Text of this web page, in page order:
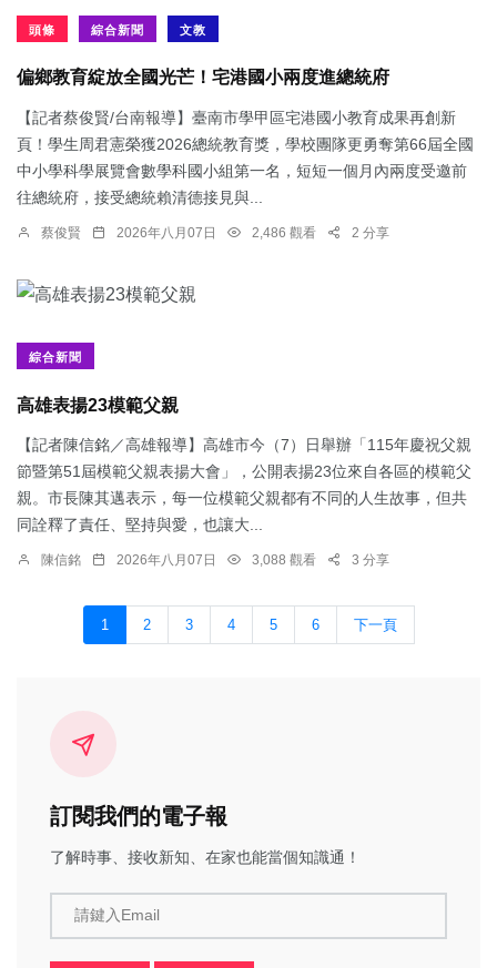
頭條 綜合新聞 文教
偏鄉教育綻放全國光芒！宅港國小兩度進總統府
【記者蔡俊賢/台南報導】臺南市學甲區宅港國小教育成果再創新
頁！學生周君憲榮獲2026總統教育獎，學校團隊更勇奪第66屆全國
中小學科學展覽會數學科國小組第一名，短短一個月內兩度受邀前
往總統府，接受總統賴清德接見與...
蔡俊賢 2026年八月07日 2,486 觀看 2 分享
綜合新聞
​高雄表揚23模範父親
【記者陳信銘／高雄報導】高雄市今（7）日舉辦「115年慶祝父親
節暨第51屆模範父親表揚大會」，公開表揚23位來自各區的模範父
親。市長陳其邁表示，每一位模範父親都有不同的人生故事，但共
同詮釋了責任、堅持與愛，也讓大...
陳信銘 2026年八月07日 3,088 觀看 3 分享
1 2 3 4 5 6 下一頁
訂閱我們的電子報
了解時事、接收新知、在家也能當個知識通！
請鍵入Email